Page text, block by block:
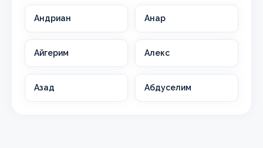
Андриан Анар
Айгерим Алекс
Азад Абдуселим